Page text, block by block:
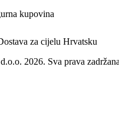
kupovina
za cijelu Hrvatsku
2026. Sva prava